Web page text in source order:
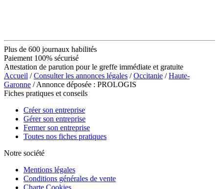
Plus de 600 journaux habilités
Paiement 100% sécurisé
Attestation de parution pour le greffe immédiate et gratuite
Accueil /Consulter les annonces légales /Occitanie /Haute-
Garonne / Annonce déposée : PROLOGIS
Fiches pratiques et conseils
Créer son entreprise
Gérer son entreprise
Fermer son entreprise
Toutes nos fiches pratiques
Notre société
Mentions légales
Conditions générales de vente
Charte Cookies